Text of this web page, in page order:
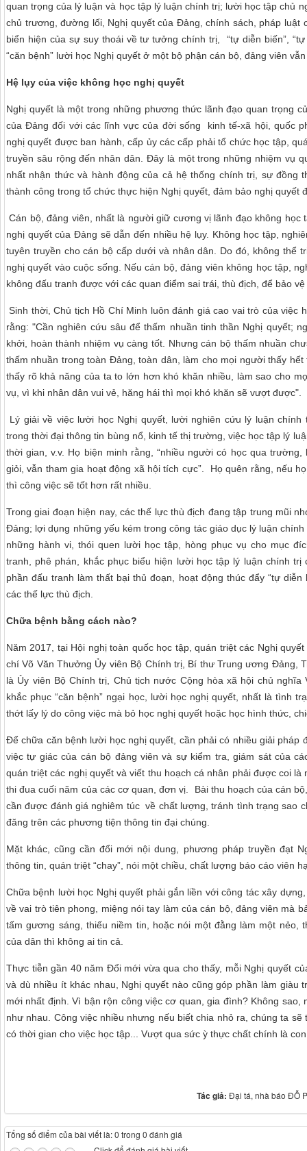
quan trọng của lý luận và học tập lý luận chính trị; lười học tập chủ
chủ trương, đường lối, Nghị quyết của Đảng, chính sách, pháp luật
biển hiện của sự suy thoái về tư tưởng chính trị, “tự diễn biến”,
“căn bệnh” lười học Nghị quyết ở một bộ phận cán bộ, đảng viên
Hệ lụy của việc không học nghị quyết
Nghị quyết là một trong những phương thức lãnh đạo quan trọng
của Đảng đối với các lĩnh vực của đời sống kinh tế-xã hội, quốc
nghị quyết được ban hành, cấp ủy các cấp phải tổ chức học tập,
truyền sâu rộng đến nhân dân. Đây là một trong những nhiệm vụ
nhất nhận thức và hành động của cả hệ thống chính trị, sự đồng
thành công trong tổ chức thực hiện Nghị quyết, đảm bảo nghị quyết
Cán bộ, đảng viên, nhất là người giữ cương vị lãnh đạo không học
nghị quyết của Đảng sẽ dẫn đến nhiều hệ lụy. Không học tập,
tuyên truyền cho cán bộ cấp dưới và nhân dân. Do đó, không thể
nghị quyết vào cuộc sống. Nếu cán bộ, đảng viên không học tập,
không đấu tranh được với các quan điểm sai trái, thù địch, để bảo
Sinh thời, Chủ tịch Hồ Chí Minh luôn đánh giá cao vai trò của việc
rằng: "Cần nghiên cứu sâu để thấm nhuần tinh thần Nghị quyết;
khởi, hoàn thành nhiệm vụ càng tốt. Nhưng cán bộ thấm nhuần
thấm nhuần trong toàn Đảng, toàn dân, làm cho mọi người thấy
thấy rõ khả năng của ta to lớn hơn khó khăn nhiều, làm sao cho
vụ, vì khi nhân dân vui vẻ, hăng hái thì mọi khó khăn sẽ vượt được".
Lý giải về việc lười học Nghị quyết, lười nghiên cứu lý luận
trong thời đại thông tin bùng nổ, kinh tế thị trường, việc học tập lý
thời gian, v.v. Họ biện minh rằng, “nhiều người có học qua
giỏi, vẫn tham gia hoạt động xã hội tích cực”. Họ quên rằng, nếu
thì công việc sẽ tốt hơn rất nhiều.
Trong giai đoạn hiện nay, các thế lực thù địch đang tập trung mũi
Đảng; lợi dụng những yếu kém trong công tác giáo dục lý luận
những hành vi, thói quen lười học tập, hòng phục vụ cho mục
tranh, phê phán, khắc phục biểu hiện lười học tập lý luận chính
phần đấu tranh làm thất bại thủ đoạn, hoạt động thúc đẩy “tự diễn
các thế lực thù địch.
Chữa bệnh bằng cách nào?
Năm 2017, tại Hội nghị toàn quốc học tập, quán triệt các Nghị
chí Võ Văn Thưởng Ủy viên Bộ Chính trị, Bí thư Trung ương Đảng,
là Ủy viên Bộ Chính trị, Chủ tịch nước Cộng hòa xã hội chủ nghĩa
khắc phục “căn bệnh” ngại học, lười học nghị quyết, nhất là tình
thớt lấy lý do công việc mà bỏ học nghị quyết hoặc học hình thức,
Để chữa căn bệnh lười học nghị quyết, cần phải có nhiều giải pháp
việc tự giác của cán bộ đảng viên và sự kiểm tra, giám sát của
quán triệt các nghị quyết và viết thu hoạch cá nhân phải được coi
thi đua cuối năm của các cơ quan, đơn vị. Bài thu hoạch của cán
cần được đánh giá nghiêm túc về chất lượng, tránh tình trạng sao
đăng trên các phương tiện thông tin đại chúng.
Mặt khác, cũng cần đổi mới nội dung, phương pháp truyền đạt
thông tin, quán triệt “chay”, nói một chiều, chất lượng báo cáo viên
Chữa bệnh lười học Nghị quyết phải gắn liền với công tác xây
về vai trò tiên phong, miệng nói tay làm của cán bộ, đảng viên mà
tấm gương sáng, thiếu niềm tin, hoặc nói một đằng làm một nẻo,
của dân thì không ai tin cả.
Thực tiễn gần 40 năm Đổi mới vừa qua cho thấy, mỗi Nghị quyết
và dù nhiều ít khác nhau, Nghị quyết nào cũng góp phần làm
mới nhất định. Vì bận rộn công việc cơ quan, gia đình? Không
như nhau. Công việc nhiều nhưng nếu biết chia nhỏ ra, chúng ta
có thời gian cho việc học tập... Vượt qua sức ỳ thực chất chính là
Tác giả:Đại tá, nhà báo ĐỖ
Tổng số điểm của bài viết là: 0 trong 0 đánh giá